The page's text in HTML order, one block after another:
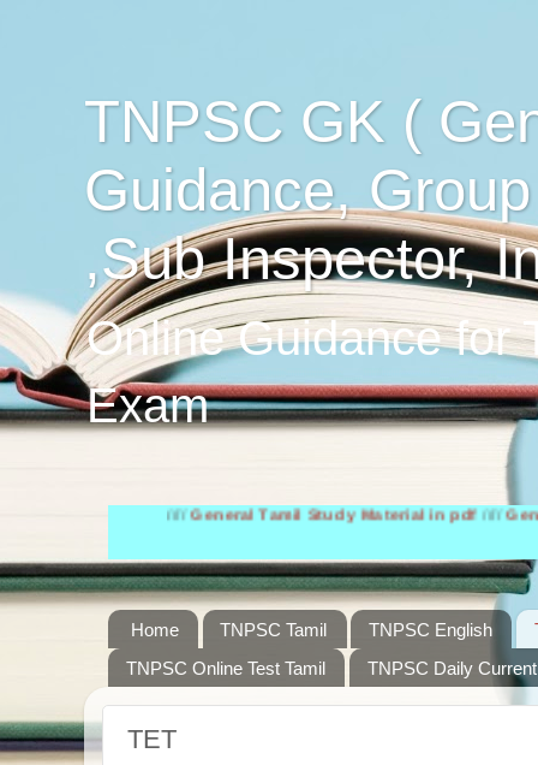
TNPSC GK (
Guidance,
,Sub Inspector,
Online Guidance for
Exam
General Tamil Study Material in pdf////General
Home TNPSC Tamil TNPSC English
TNPSC Online Test Tamil
TNPSC Daily
TET